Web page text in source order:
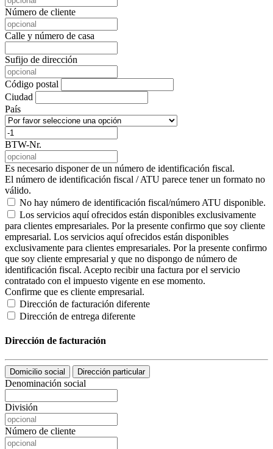
Número de cliente
Calle y número de casa
Sufijo de dirección
Código postal
Ciudad
País
BTW-Nr.
Es necesario disponer de un número de identificación fiscal.
El número de identificación fiscal / ATU parece tener un formato no
válido.
No hay número de identificación fiscal/número ATU disponible.
Los servicios aquí ofrecidos están disponibles exclusivamente
para clientes empresariales. Por la presente confirmo que soy cliente
empresarial. Los servicios aquí ofrecidos están disponibles
exclusivamente para clientes empresariales. Por la presente confirmo
que soy cliente empresarial y que no dispongo de número de
identificación fiscal. Acepto recibir una factura por el servicio
contratado con el impuesto vigente en ese momento.
Confirme que es cliente empresarial.
Dirección de facturación diferente
Dirección de entrega diferente
Dirección de facturación
Domicilio social Dirección particular
Denominación social
División
Número de cliente